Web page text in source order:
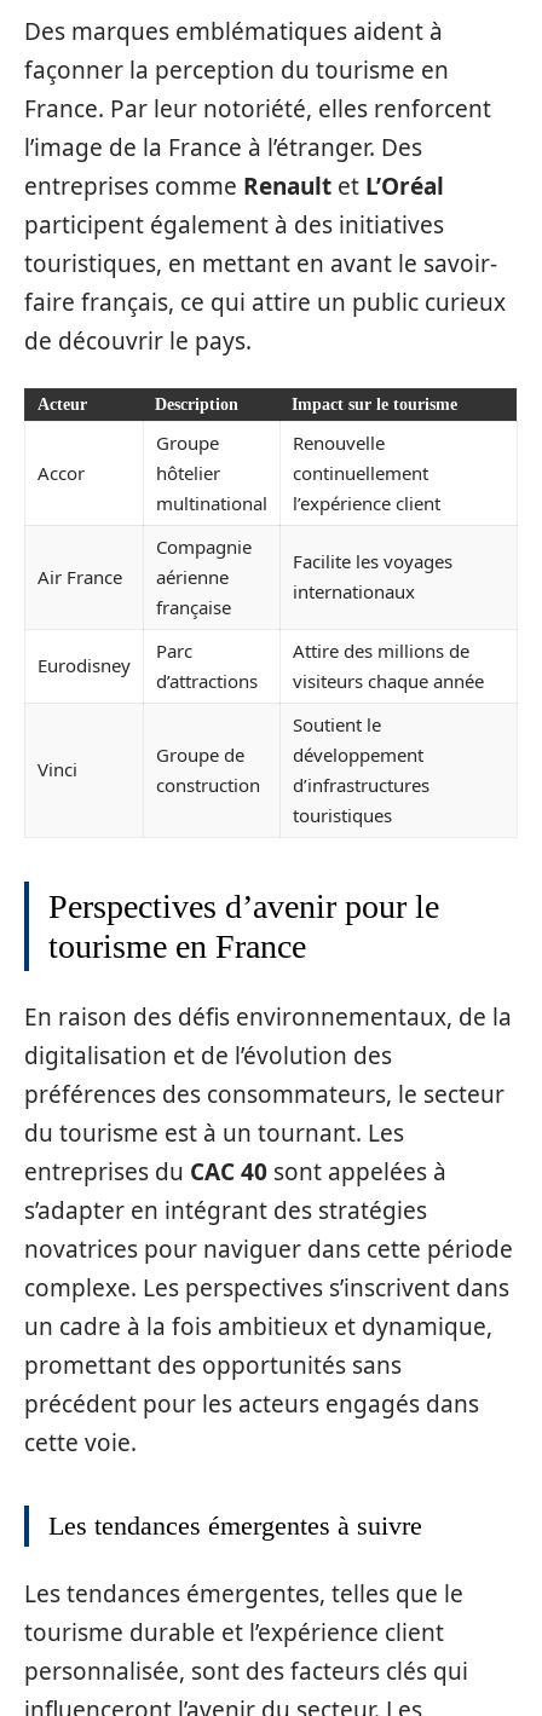
Des marques emblématiques aident à
façonner la perception du tourisme en
France. Par leur notoriété, elles renforcent
l’image de la France à l’étranger. Des
entreprises comme Renault et L’Oréal
participent également à des initiatives
touristiques, en mettant en avant le savoir-
faire français, ce qui attire un public curieux
de découvrir le pays.
Acteur Description Impact sur le tourisme
Accor
Groupe
hôtelier
multinational
Renouvelle
continuellement
l’expérience client
Air France
Compagnie
aérienne
française
Facilite les voyages
internationaux
Eurodisney
Parc
d’attractions
Attire des millions de
visiteurs chaque année
Vinci
Groupe de
construction
Soutient le
développement
d’infrastructures
touristiques
Perspectives d’avenir pour le
tourisme en France
En raison des défis environnementaux, de la
digitalisation et de l’évolution des
préférences des consommateurs, le secteur
du tourisme est à un tournant. Les
entreprises du CAC 40 sont appelées à
s’adapter en intégrant des stratégies
novatrices pour naviguer dans cette période
complexe. Les perspectives s’inscrivent dans
un cadre à la fois ambitieux et dynamique,
promettant des opportunités sans
précédent pour les acteurs engagés dans
cette voie.
Les tendances émergentes à suivre
Les tendances émergentes, telles que le
tourisme durable et l’expérience client
personnalisée, sont des facteurs clés qui
influenceront l’avenir du secteur. Les